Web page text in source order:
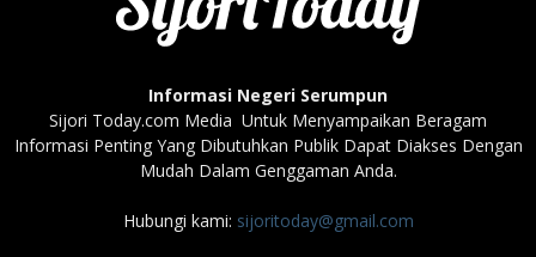
Informasi Negeri Serumpun
Sijori Today.com Media Untuk Menyampaikan Beragam
Informasi Penting Yang Dibutuhkan Publik Dapat Diakses Dengan
Mudah Dalam Genggaman Anda.
Hubungi kami: sijoritoday@gmail.com